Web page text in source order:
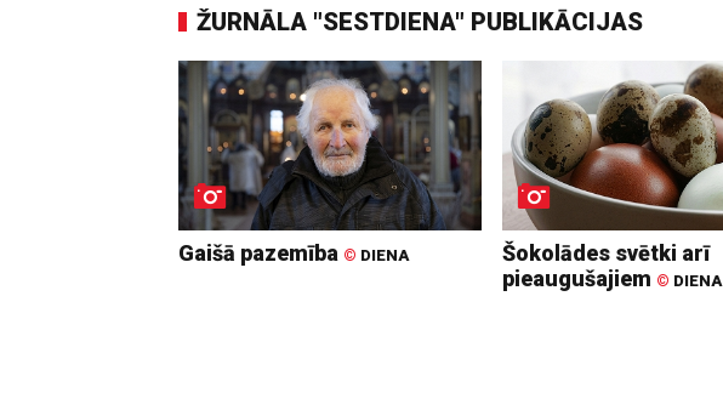
ŽURNĀLA "SESTDIENA" PUBLIKĀCIJAS
Gaišā pazemība © DIENA
Šokolādes svētki arī
pieaugušajiem © DIENA